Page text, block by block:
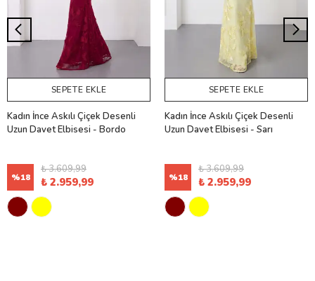
SEPETE EKLE
Kadın İnce Askılı Çiçek Desenli
Uzun Davet Elbisesi - Bordo
%18
₺ 3.609,99
₺ 2.959,99
SEPETE EKLE
Kadın İnce Askılı Çiçek Desenli
Uzun Davet Elbisesi - Sarı
%18
₺ 3.609,99
₺ 2.959,99